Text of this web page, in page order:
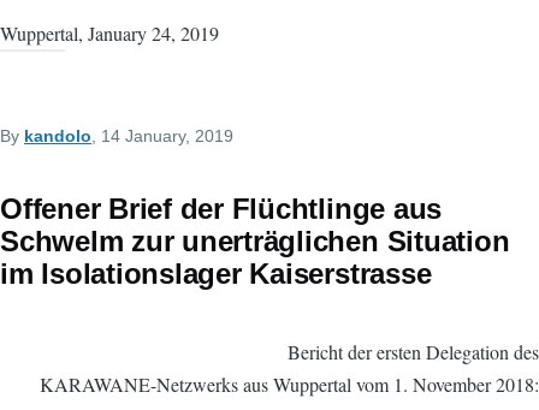
Wuppertal, January 24, 2019
By kandolo, 14 January, 2019
Offener Brief der Flüchtlinge aus
Schwelm zur unerträglichen Situation
im Isolationslager Kaiserstrasse
Bericht der ersten Delegation des
KARAWANE-Netzwerks aus Wuppertal vom 1. November 2018: